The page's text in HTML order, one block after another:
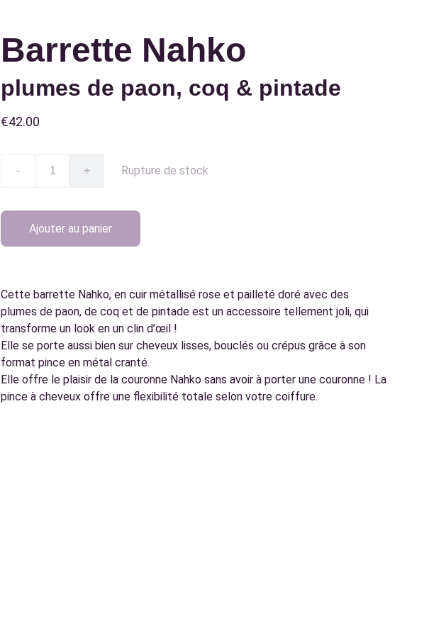
Barrette Nahko
plumes de paon, coq & pintade
€42.00
- + Rupture de stock
Ajouter au panier
Cette barrette Nahko, en cuir métallisé rose et pailleté doré avec des
plumes de paon, de coq et de pintade est un accessoire tellement joli, qui
transforme un look en un clin d’œil !
Elle se porte aussi bien sur cheveux lisses, bouclés ou crépus grâce à son
format pince en métal cranté.
Elle offre le plaisir de la couronne Nahko sans avoir à porter une couronne ! La
pince à cheveux offre une flexibilité totale selon votre coiffure.